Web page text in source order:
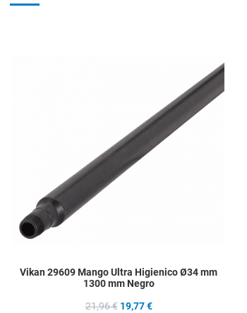
Vikan 29609 Mango Ultra Higienico Ø34 mm
1300 mm Negro
21,96 € 19,77 €